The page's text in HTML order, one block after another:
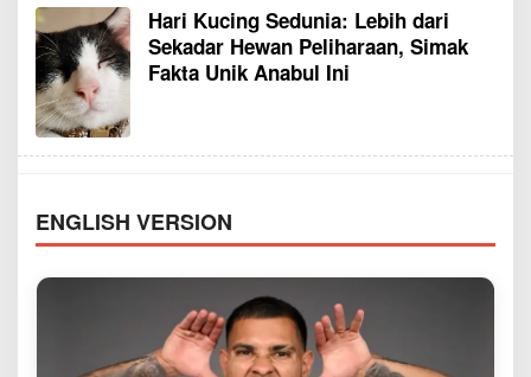
Hari Kucing Sedunia: Lebih dari
Sekadar Hewan Peliharaan, Simak
Fakta Unik Anabul Ini
ENGLISH VERSION